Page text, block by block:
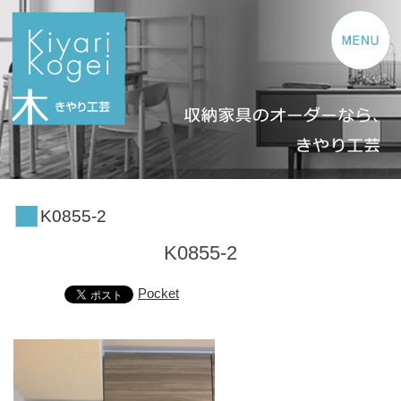
コンテンツへスキップ
K0855-2
K0855-2
Pocket